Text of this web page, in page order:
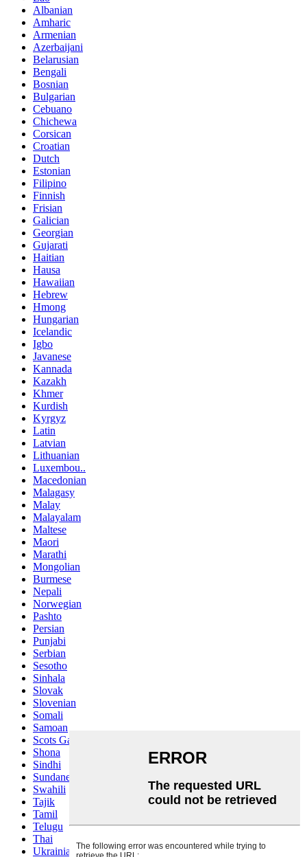
Albanian
Amharic
Armenian
Azerbaijani
Belarusian
Bengali
Bosnian
Bulgarian
Cebuano
Chichewa
Corsican
Croatian
Dutch
Estonian
Filipino
Finnish
Frisian
Galician
Georgian
Gujarati
Haitian
Hausa
Hawaiian
Hebrew
Hmong
Hungarian
Icelandic
Igbo
Javanese
Kannada
Kazakh
Khmer
Kurdish
Kyrgyz
Latin
Latvian
Lithuanian
Luxembou..
Macedonian
Malagasy
Malay
Malayalam
Maltese
Maori
Marathi
Mongolian
Burmese
Nepali
Norwegian
Pashto
Persian
Punjabi
Serbian
Sesotho
Sinhala
Slovak
Slovenian
Somali
Samoan
Scots Gaelic
Shona
Sindhi
Sundanese
Swahili
Tajik
Tamil
Telugu
Thai
Ukrainian